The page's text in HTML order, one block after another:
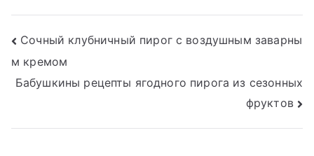
Навигация
по
Сочный клубничный пирог с воздушным заварны
м кремом
Бабушкины рецепты ягодного пирога из сезонных
фруктов